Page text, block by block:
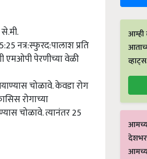
नत्र:स्फुरद:पालाश प्रति
एमओपी पेरणीच्या वेळी
चोळावे. केवडा रोग
रोगाच्या
चोळावे. त्यानंतर 25
आम्ही